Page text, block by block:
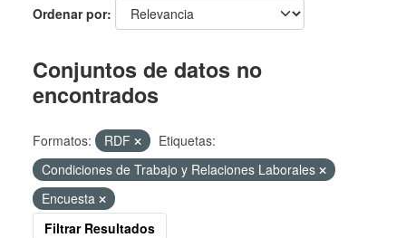
Ordenar por
Conjuntos de datos no
encontrados
Formatos: RDF
Etiquetas:
Condiciones de Trabajo y Relaciones Laborales
Encuesta
Filtrar Resultados